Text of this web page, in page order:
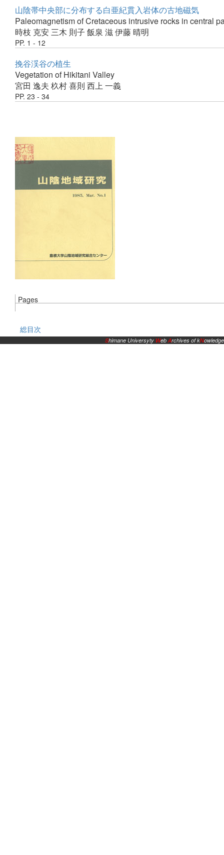
山陰帯中央部に分布する白亜紀貫入岩体の古地磁気
Paleomagnetism of Cretaceous intrusive rocks in central
時枝 克安三木 則子 飯泉 滋伊藤 晴明
PP. 1 - 12
挽谷渓谷の植生
Vegetation of Hikitani Valley
宮田 逸夫 杦村 喜則 西上 一義
PP. 23 - 34
Pages
総目次
Shimane Universyty WebArchives of kNowledge